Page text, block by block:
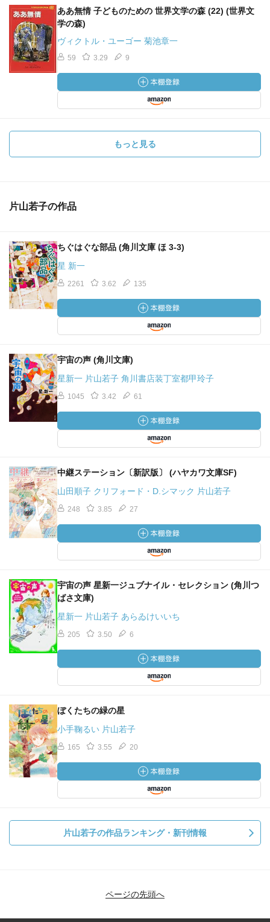
ああ無情 子どものための 世界文学の森 (22) (世界文
学の森)
ヴィクトル・ユーゴー 菊池章一
59 3.29 9
もっと見る
片山若子の作品
ちぐはぐな部品 (角川文庫 ほ 3-3)
星 新一
2261 3.62 135
宇宙の声 (角川文庫)
星新一 片山若子 角川書店装丁室都甲玲子
1045 3.42 61
中継ステーション〔新訳版〕 (ハヤカワ文庫SF)
山田順子 クリフォード・D.シマック 片山若子
248 3.85 27
宇宙の声 星新一ジュブナイル・セレクション (角川つ
ばさ文庫)
星新一 片山若子 あらゐけいいち
205 3.50 6
ぼくたちの緑の星
小手鞠るい 片山若子
165 3.55 20
片山若子の作品ランキング・新刊情報
ページの先頭へ